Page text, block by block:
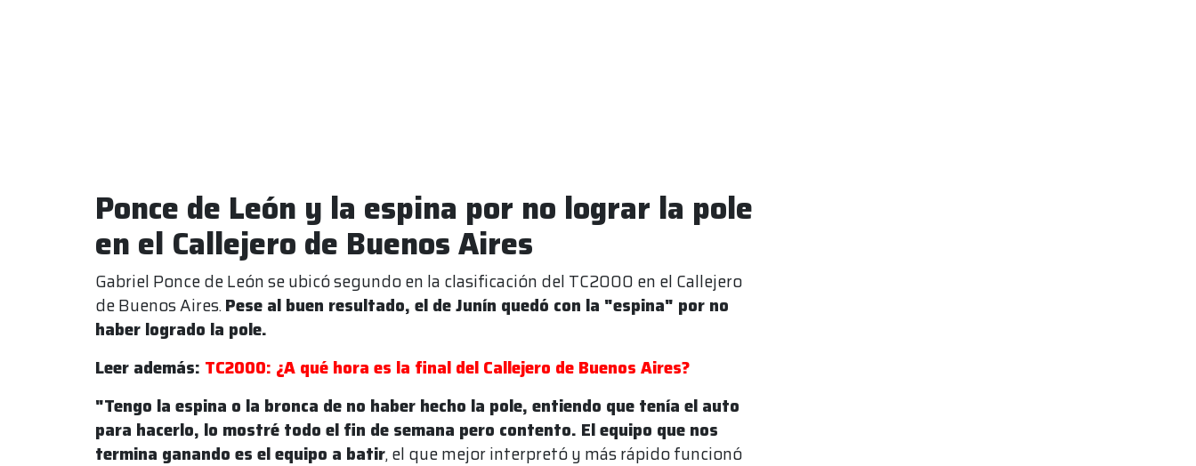
Ponce de León y la espina por no lograr la pole
en el Callejero de Buenos Aires
Gabriel Ponce de León se ubicó segundo en la clasificación del TC2000 en el Callejero
de Buenos Aires.Pese al buen resultado, el de Junín quedó con la "espina" por no
haber logrado la pole.
Leer además: TC2000: ¿A qué hora es la final del Callejero de Buenos Aires?
"Tengo la espina o la bronca de no haber hecho la pole, entiendo que tenía el auto
para hacerlo, lo mostré todo el fin de semana pero contento. El equipo que nos
termina ganando es el equipo a batir, el que mejor interpretó y más rápido funcionó